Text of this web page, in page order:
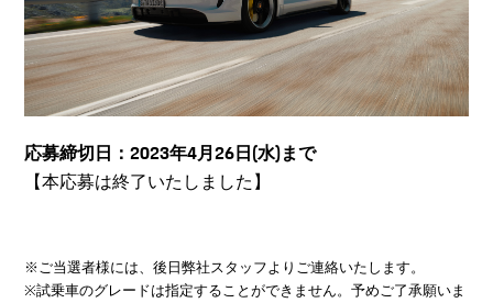
応募締切日：2023年4月26日(水)まで
【本応募は終了いたしました】
※ご当選者様には、後日弊社スタッフよりご連絡いたします。
※試乗車のグレードは指定することができません。予めご了承願いま